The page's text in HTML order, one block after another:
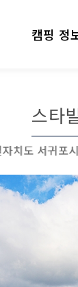
캠핑 정
스타
자치도 서귀포